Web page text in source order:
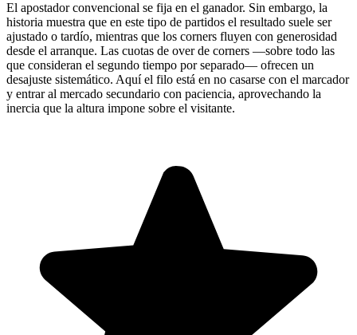
El apostador convencional se fija en el ganador. Sin embargo, la
historia muestra que en este tipo de partidos el resultado suele ser
ajustado o tardío, mientras que los corners fluyen con generosidad
desde el arranque. Las cuotas de over de corners —sobre todo las
que consideran el segundo tiempo por separado— ofrecen un
desajuste sistemático. Aquí el filo está en no casarse con el marcador
y entrar al mercado secundario con paciencia, aprovechando la
inercia que la altura impone sobre el visitante.